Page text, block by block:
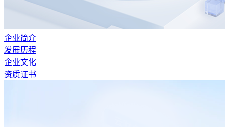
企业简介
发展历程
企业文化
资质证书